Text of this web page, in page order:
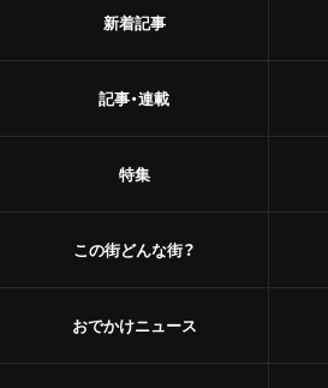
新着記事
記事・連載
特集
この街どんな街？
おでかけニュース